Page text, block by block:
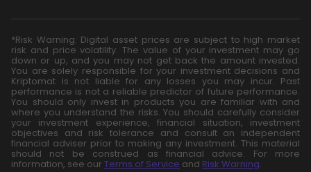
*Risk Warning: Digital asset prices are subject to high market
risk and price volatility. The value of your investment may go
down or up, and you may not get back the amount invested.
You are solely responsible for your investment decisions and
Kriptomat is not liable for any losses you may incur. Past
performance is not a reliable predictor of future performance.
You should only invest in products you are familiar with and
where you understand the risks. You should carefully consider
your investment experience, financial situation, investment
objectives and risk tolerance and consult an independent
financial adviser prior to making any investment. This material
should not be construed as financial advice. For more
information, see our Terms of Service and Risk Warning.